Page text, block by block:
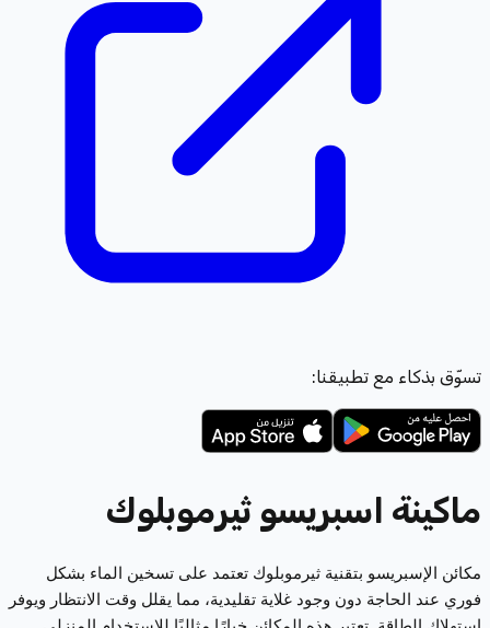
تسوّق بذكاء مع تطبيقنا:
ماكينة اسبريسو ثيرموبلوك
مكائن الإسبريسو بتقنية ثيرموبلوك تعتمد على تسخين الماء بشكل
فوري عند الحاجة دون وجود غلاية تقليدية، مما يقلل وقت الانتظار ويوفر